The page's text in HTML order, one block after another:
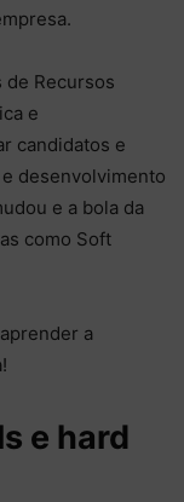
Recursos
e
candidatos e
desenvolvimento
e a bola da
como Soft
a
e hard